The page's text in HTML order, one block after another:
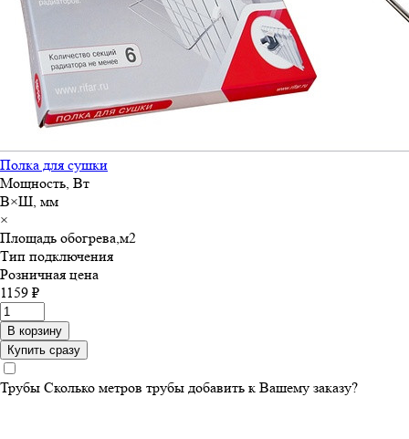
Полка для сушки
Мощность, Вт
В×Ш, мм
×
Площадь обогрева,м2
Тип подключения
Розничная цена
1159 ₽
В корзину
Купить сразу
Трубы Сколько метров трубы добавить к Вашему заказу?